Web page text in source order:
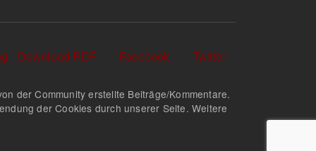
- Download PDF Facebook Twitter
der Community erstellte Beiträge/Kommentare.
der Cookies durch unserer Seite. Weitere